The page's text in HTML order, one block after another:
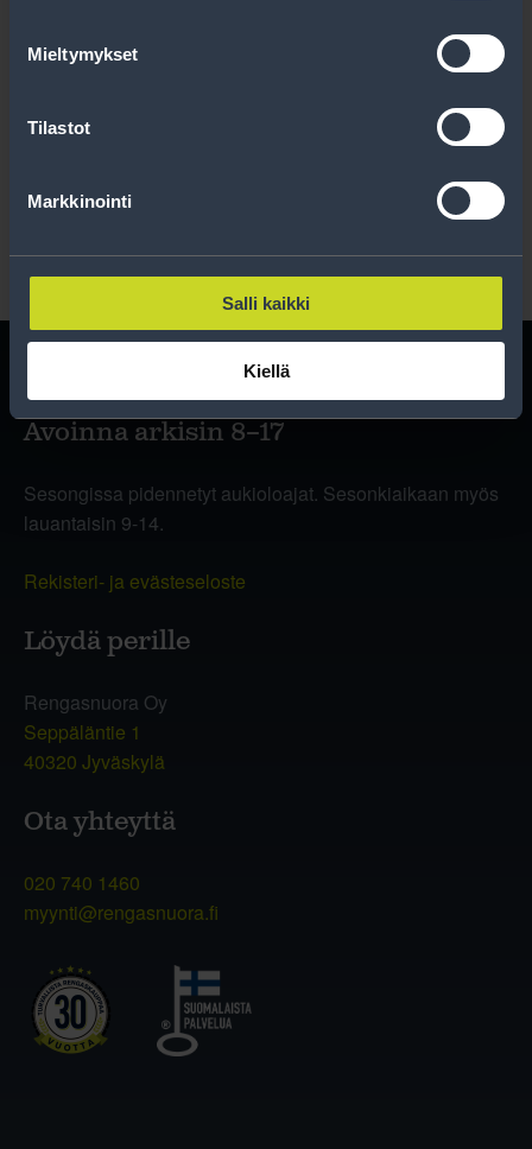
Mieltymykset
Tilastot
Markkinointi
Salli kaikki
Kiellä
Avoinna arkisin 8–17
Sesongissa pidennetyt aukioloajat. Sesonkiaikaan myös
lauantaisin 9-14.
Rekisteri- ja evästeseloste
Löydä perille
Rengasnuora Oy
Seppäläntie 1
40320 Jyväskylä
Ota yhteyttä
020 740 1460
myynti@rengasnuora.fi